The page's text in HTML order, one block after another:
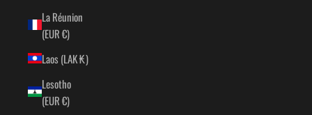
La Réunion
(EUR €)
Laos (LAK ₭)
Lesotho
(EUR €)